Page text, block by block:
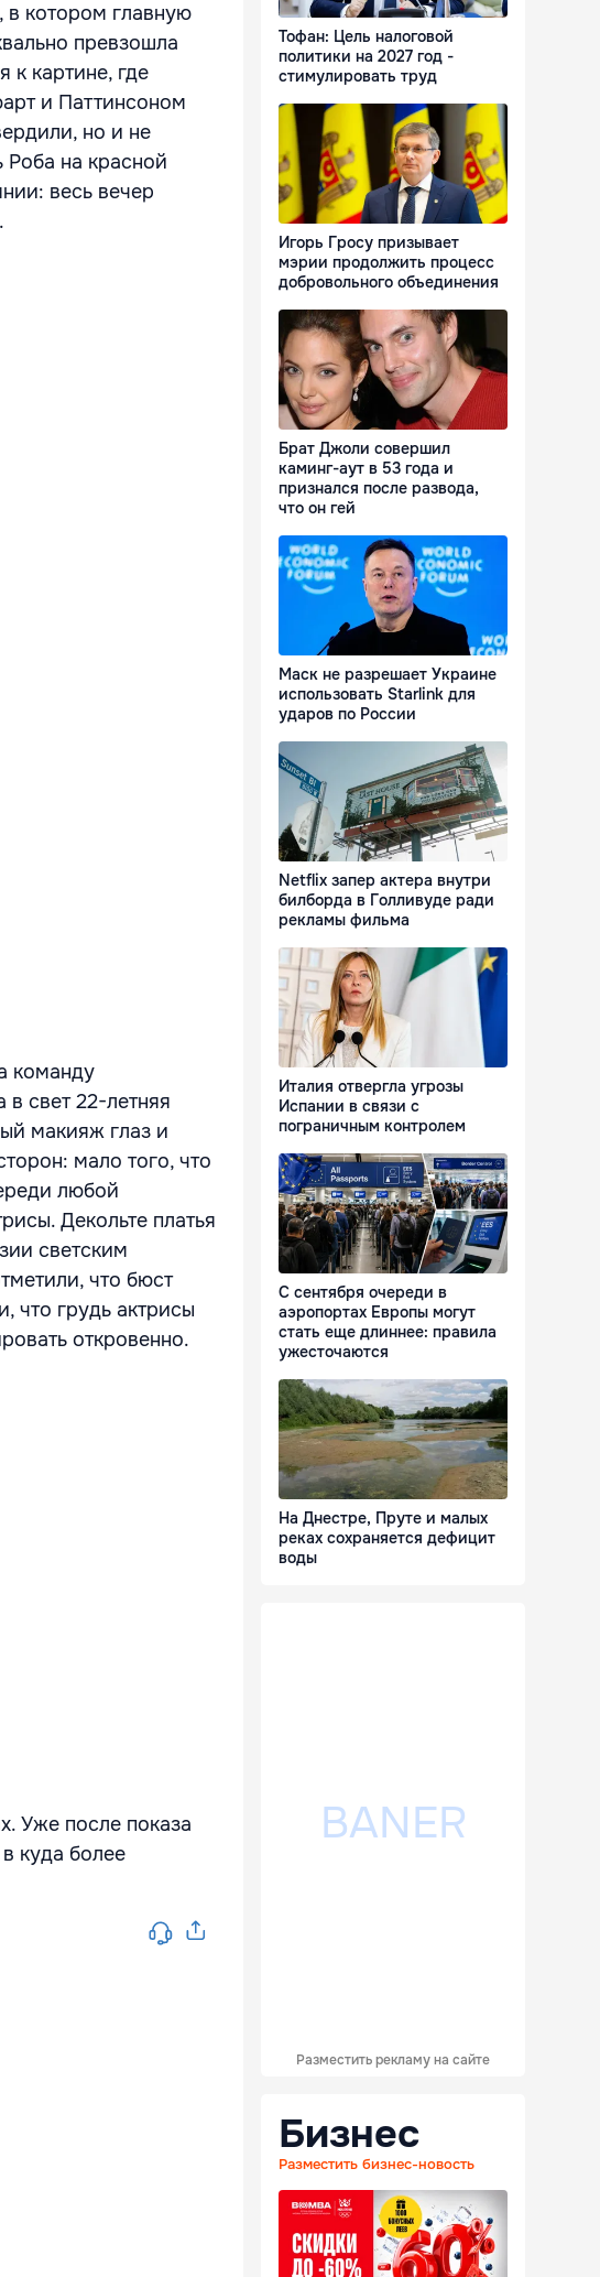
котором главную
превзошла
к картине, где
и Паттинсоном
но и не
на красной
весь вечер
команду
свет 22-летняя
макияж глаз и
мало того, что
любой
Декольте платья
светским
что бюст
что грудь актрисы
откровенно.
Уже после показа
куда более
Тофан: Цель налоговой
политики на 2027 год -
стимулировать труд
Игорь Гросу призывает
мэрии продолжить процесс
добровольного объединения
Брат Джоли совершил
каминг-аут в 53 года и
признался после развода,
что он гей
Маск не разрешает Украине
использовать Starlink для
ударов по России
Netflix запер актера внутри
билборда в Голливуде ради
рекламы фильма
Италия отвергла угрозы
Испании в связи с
пограничным контролем
С сентября очереди в
аэропортах Европы могут
стать еще длиннее: правила
ужесточаются
На Днестре, Пруте и малых
реках сохраняется дефицит
воды
Разместить рекламу на сайте
Бизнес
Разместить бизнес-новость